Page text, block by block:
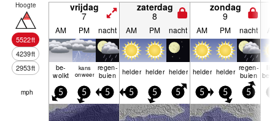
Hoogte
5522ft
4239ft
2953ft
vrijdag
7
zaterdag
8
zondag
9
AM PM nacht AM PM nacht AM PM nacht
be­
wolkt
kans
onweer
regen­
buien helder helder helder helder helder regen­
buien
mph 5 5 5 5 5 5 5 5 5